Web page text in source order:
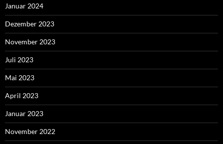
Januar 2024
Dezember 2023
November 2023
Juli 2023
Mai 2023
April 2023
Januar 2023
November 2022